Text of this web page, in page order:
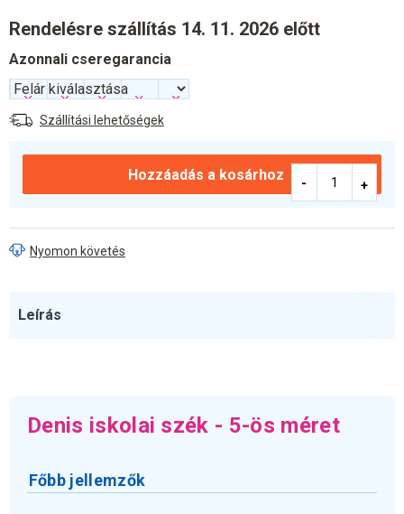
Rendelésre szállítás 14. 11. 2026 előtt
Azonnali cseregarancia
Szállítási lehetőségek
Hozzáadás a kosárhoz
Nyomon követés
Leírás
Denis iskolai szék - 5-ös méret
Főbb jellemzők